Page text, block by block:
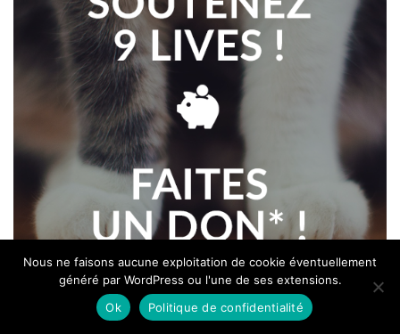
Nous ne faisons aucune exploitation de cookie éventuellement
généré par WordPress ou l'une de ses extensions.
Ok
Politique de confidentialité